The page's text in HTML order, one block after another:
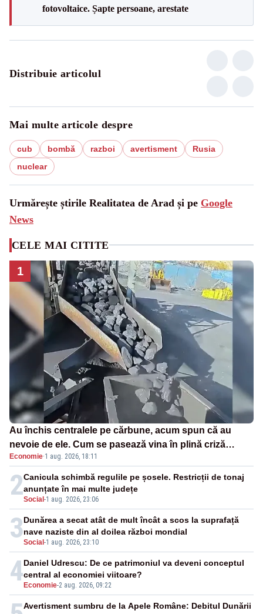
fotovoltaice. Șapte persoane, arestate
Distribuie articolul
Mai multe articole despre
cub bombă razboi avertisment
Rusia
nuclear
Urmărește știrile Realitatea de Arad și pe Google
News
CELE MAI CITITE
1
Au închis centralele pe cărbune, acum spun că au
nevoie de ele. Cum se pasează vina în plină criză
energetică
Economie·1 aug. 2026, 18:11
2Social -1 aug. 2026, 23:06
Canicula schimbă regulile pe șosele. Restricții de tonaj
anunțate în mai multe județe
3Social -1 aug. 2026, 23:10
Dunărea a secat atât de mult încât a scos la suprafață
nave naziste din al doilea război mondial
4 Economie-2 aug. 2026, 09:22
Daniel Udrescu: De ce patrimoniul va deveni conceptul
central al economiei viitoare?
Avertisment sumbru de la Apele Române: Debitul Dunării